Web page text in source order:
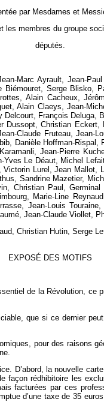
par Mesdames et
membres du groupe
députés.
Marc Ayrault, Jean-
Serge Blisko,
Alain Cacheux,
Alain Claeys, Jean-
François
Christian
Claude Fruteau,
Danièle Hoffman-
Jean-Pierre
Le Déaut, Michel
Lurel, Jean
Sandrine Mazetier,
Christian Paul,
Marie-Line
Jean-Louis
Jean-Claude Viollet,
Christian Hutin,
EXPOSÉ DES MOTIFS
de la Révolution,
que si ce dernier
pour des raisons
D’abord, la nouvelle
façon rédhibitoire les
facturées par ces
d’une taxe de 35